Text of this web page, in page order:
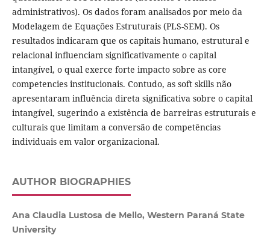
administrativos). Os dados foram analisados por meio da
Modelagem de Equações Estruturais (PLS-SEM). Os
resultados indicaram que os capitais humano, estrutural e
relacional influenciam significativamente o capital
intangível, o qual exerce forte impacto sobre as core
competencies institucionais. Contudo, as soft skills não
apresentaram influência direta significativa sobre o capital
intangível, sugerindo a existência de barreiras estruturais e
culturais que limitam a conversão de competências
individuais em valor organizacional.
AUTHOR BIOGRAPHIES
Ana Claudia Lustosa de Mello, Western Paraná State
University